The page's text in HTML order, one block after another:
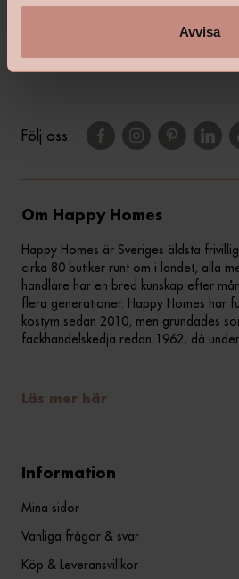
Avvisa
Följ oss:
Om Happy Homes
Happy Homes är Sveriges äldsta
cirka 80 butiker runt om i landet, alla
handlare har en bred kunskap efter
flera generationer. Happy Homes har
kostym sedan 2010, men grundades
fackhandelskedja redan 1962, då
Läs mer här
Information
Mina sidor
Vanliga frågor & svar
Köp & Leveransvillkor